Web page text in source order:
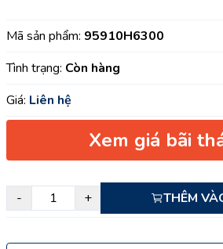
Mã sản phẩm: 95910H6300
Tình trạng: Còn hàng
Giá: Liên hệ
Xem giá bãi
- + THÊM